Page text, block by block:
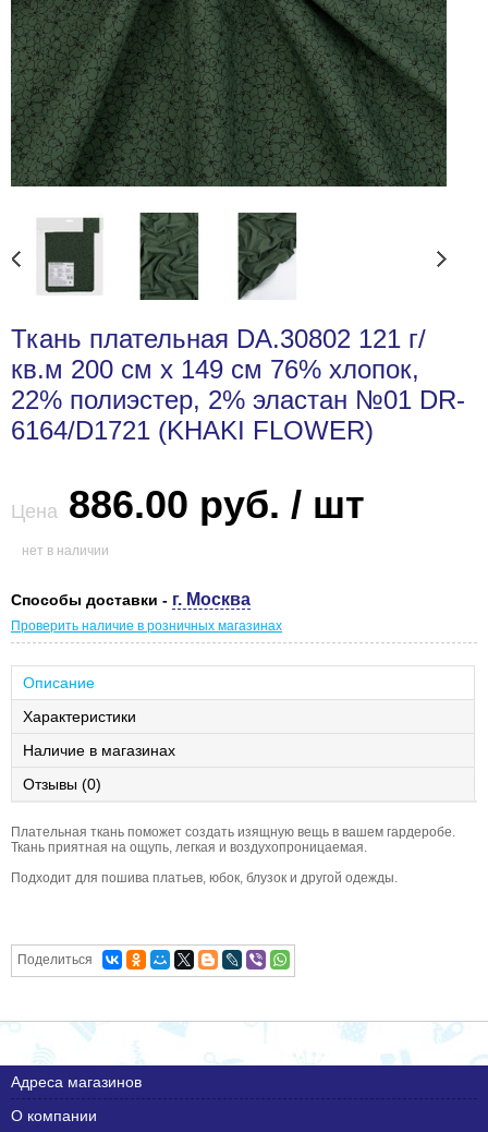
Ткань плательная DA.30802 121 г/
кв.м 200 см х 149 см 76% хлопок,
22% полиэстер, 2% эластан №01 DR-
6164/D1721 (KHAKI FLOWER)
Цена 886.00 руб. / шт
нет в наличии
Способы доставки - г. Москва
Проверить наличие в розничных магазинах
Описание
Характеристики
Наличие в магазинах
Отзывы (0)
Плательная ткань поможет создать изящную вещь в вашем гардеробе.
Ткань приятная на ощупь, легкая и воздухопроницаемая.
Подходит для пошива платьев, юбок, блузок и другой одежды.
Поделиться
Адреса магазинов
О компании